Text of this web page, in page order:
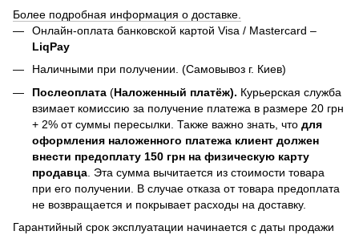
Более подробная информация о доставке.
Онлайн-оплата банковской картой Visa / Mastercard –
LiqPay
Наличными при получении. (Самовывоз г. Киев)
Послеоплата (Наложенный платёж). Курьерская служба
взимает комиссию за получение платежа в размере 20 грн
+ 2% от суммы пересылки. Также важно знать, что для
оформления наложенного платежа клиент должен
внести предоплату 150 грн на физическую карту
продавца . Эта сумма вычитается из стоимости товара
при его получении. В случае отказа от товара предоплата
не возвращается и покрывает расходы на доставку.
Гарантийный срок эксплуатации начинается с даты продажи